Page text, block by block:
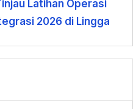
Latihan Operasi
2026 di Lingga